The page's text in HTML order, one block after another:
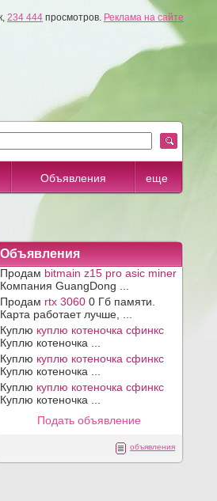
234 444 просмотров. Реклама на сайте
Объявления еще
Объявления
Продам bitmain z15 pro asic miner
Компания GuangDong ...
Продам rtx 3060 0 Гб памяти.
Карта работает лучше, ...
Куплю куплю котеночка сфинкс
Куплю котеночка ...
Куплю куплю котеночка сфинкс
Куплю котеночка ...
Куплю куплю котеночка сфинкс
Куплю котеночка ...
Подать объявление
объявления